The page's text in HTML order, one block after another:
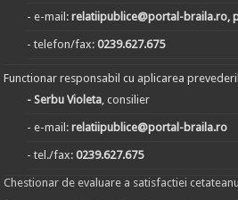
- e-mail:relatiipublice@portal-braila.ro,
- telefon/fax:0239.627.675
Functionar responsabil cu aplicarea
- Serbu Violeta, consilier
- e-mail:relatiipublice@portal-braila.ro
- tel./fax:0239.627.675
Chestionar de evaluare a satisfactiei